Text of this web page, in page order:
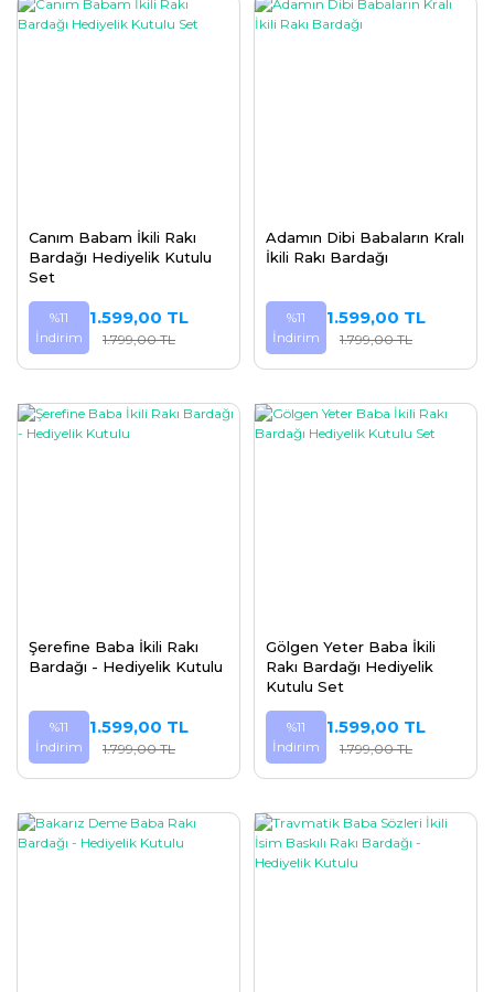
Canım Babam İkili Rakı
Bardağı Hediyelik Kutulu
Set
%11
İndirim
1.599,00 TL
1.799,00 TL
Adamın Dibi Babaların Kralı
İkili Rakı Bardağı
%11
İndirim
1.599,00 TL
1.799,00 TL
Şerefine Baba İkili Rakı
Bardağı - Hediyelik Kutulu
%11
İndirim
1.599,00 TL
1.799,00 TL
Gölgen Yeter Baba İkili
Rakı Bardağı Hediyelik
Kutulu Set
%11
İndirim
1.599,00 TL
1.799,00 TL